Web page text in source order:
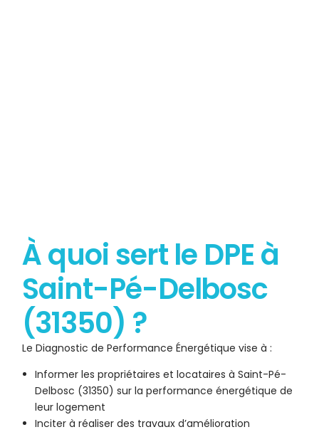
À quoi sert le DPE à
Saint-Pé-Delbosc
(31350) ?
Le Diagnostic de Performance Énergétique vise à :
Informer les propriétaires et locataires à Saint-Pé-
Delbosc (31350) sur la performance énergétique de
leur logement
Inciter à réaliser des travaux d’amélioration